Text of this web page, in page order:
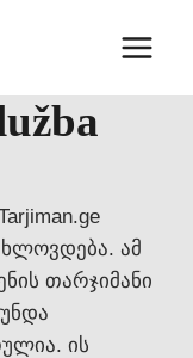
ამ
თარჯიმანი
ის